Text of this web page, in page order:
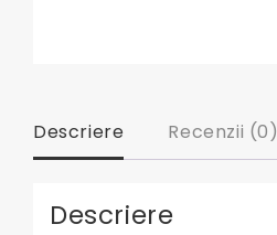
Descriere Recenzii (0)
Descriere